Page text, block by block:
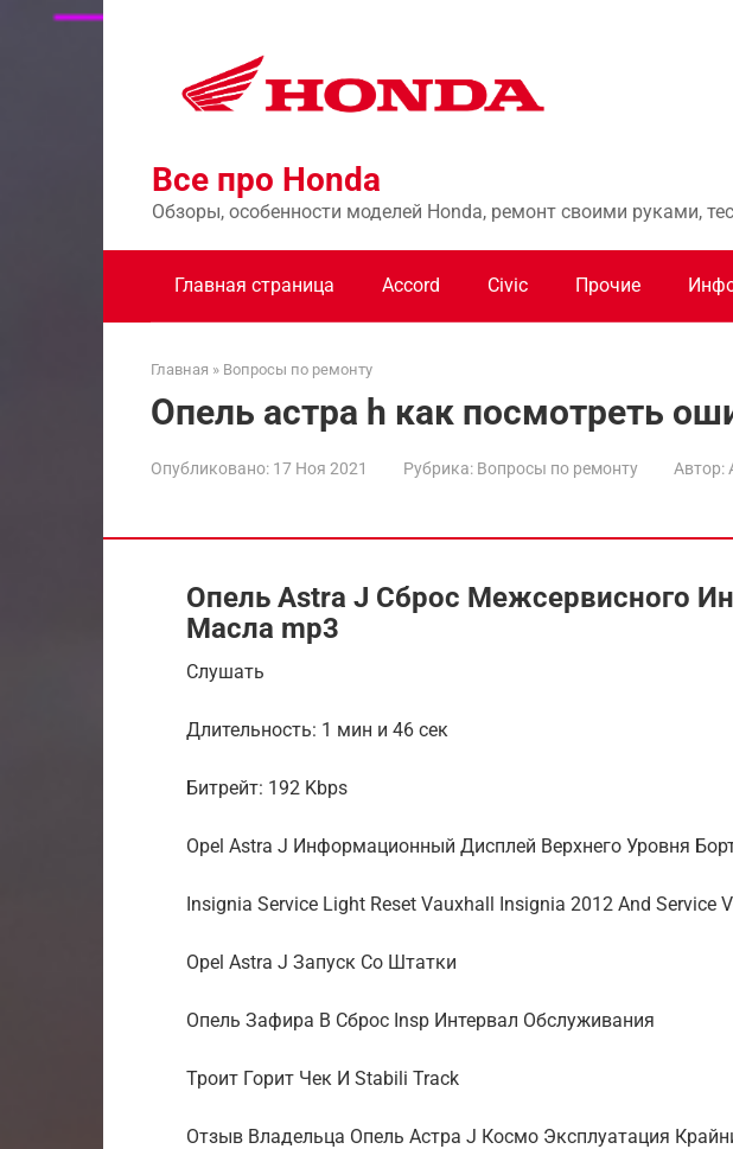
Перейти
Все про Honda
Обзоры, особенности моделей Honda, ремонт своими руками,
Главная страница Accord Civic Прочие
Главная » Вопросы по ремонту
Опель астра h как посмотреть
Опубликовано: 17 Ноя 2021 Рубрика: Вопросы по ремонту Автор:
Опель Astra J Сброс Межсервисного
Масла mp3
Слушать
Длительность: 1 мин и 46 сек
Битрейт: 192 Kbps
Opel Astra J Информационный Дисплей Верхнего Уровня
Insignia Service Light Reset Vauxhall Insignia 2012 And Service
Opel Astra J Запуск Со Штатки
Опель Зафира B Сброс Insp Интервал Обслуживания
Троит Горит Чек И Stabili Track
Отзыв Владельца Опель Астра J Космо Эксплуатация